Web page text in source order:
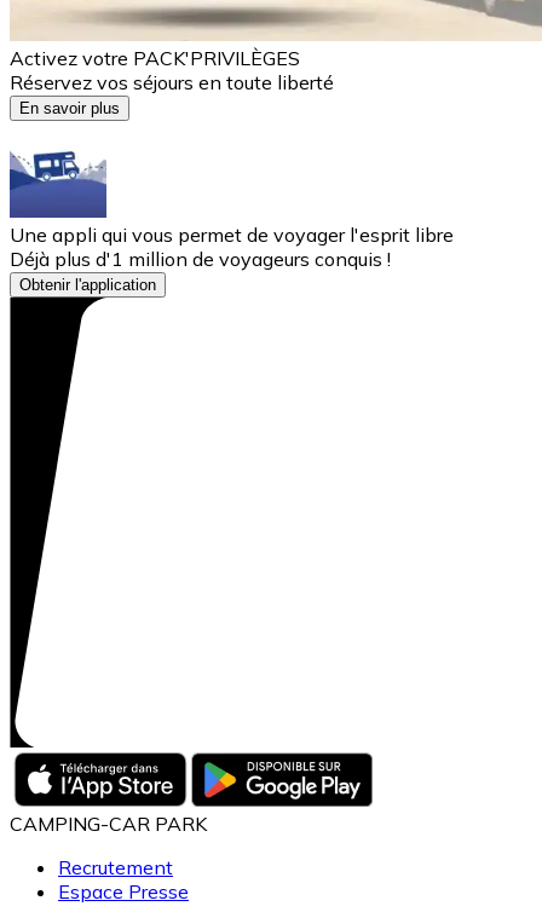
Activez votre PACK'PRIVILÈGES
Réservez vos séjours en toute liberté
En savoir plus
Une appli qui vous permet de voyager l'esprit libre
Déjà plus d'1 million de voyageurs conquis !
Obtenir l'application
CAMPING-CAR PARK
Recrutement
Espace Presse